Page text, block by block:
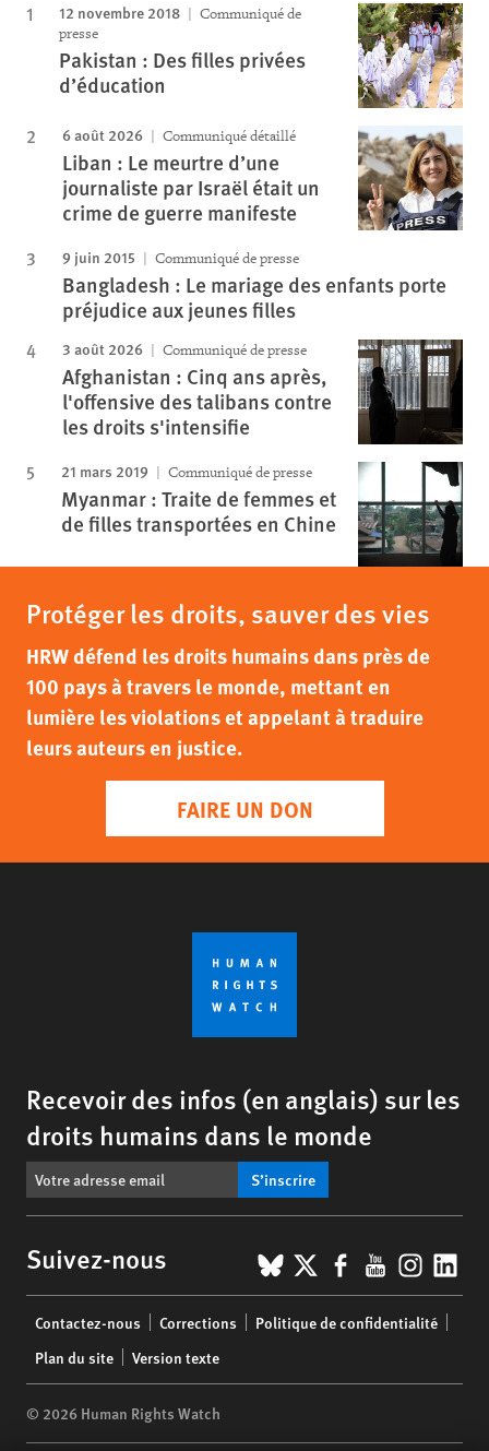
12 novembre 2018
Communiqué de
presse
Pakistan : Des filles privées
d’éducation
6 août 2026 Communiqué détaillé
Liban : Le meurtre d’une
journaliste par Israël était un
crime de guerre manifeste
9 juin 2015 Communiqué de presse
Bangladesh : Le mariage des enfants porte
préjudice aux jeunes filles
3 août 2026 Communiqué de presse
Afghanistan : Cinq ans après,
l'offensive des talibans contre
les droits s'intensifie
21 mars 2019 Communiqué de presse
Myanmar : Traite de femmes et
de filles transportées en Chine
Protéger les droits, sauver des vies
HRW défend les droits humains dans près de
100 pays à travers le monde, mettant en
lumière les violations et appelant à traduire
leurs auteurs en justice.
FAIRE UN DON
Recevoir des infos (en anglais) sur les
droits humains dans le monde
S’inscrire
Suivez-nous BlueSky
X Facebook
YouTube
menu
Contactez-nous Corrections
Politique de confidentialité
Plan du site
Version texte
© 2026 Human Rights Watch